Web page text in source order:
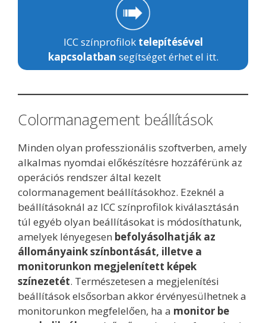
ICC színprofilok telepítésével
kapcsolatban segítséget érhet el itt.
Colormanagement beállítások
Minden olyan professzionális szoftverben, amely
alkalmas nyomdai előkészítésre hozzáférünk az
operációs rendszer által kezelt
colormanagement beállításokhoz. Ezeknél a
beállításoknál az ICC színprofilok kiválasztásán
túl egyéb olyan beállításokat is módosíthatunk,
amelyek lényegesen befolyásolhatják az
állományaink színbontását, illetve a
monitorunkon megjelenített képek
színezetét. Természetesen a megjelenítési
beállítások elsősorban akkor érvényesülhetnek a
monitorunkon megfelelően, ha a monitor be